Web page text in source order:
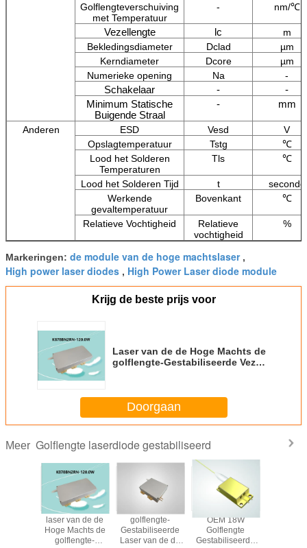
Golflengteverschuiving
met Temperatuur
- nm/℃
Vezellengte lc
m
Bekledingsdiameter
Dclad
µm
Kerndiameter
Dcore
µm
Numerieke opening
Na -
Schakelaar -
-
Minimum Statische
Buigende Straal
- mm
Anderen ESD Vesd
V
Opslagtemperatuur
Tstg
℃
Lood het Solderen
Temperaturen
Tls ℃
Lood het Solderen Tijd t
seconde
Werkende
gevaltemperatuur
Bovenkant ℃
Relatieve Vochtigheid
Relatieve
vochtigheid
%
Markeringen: de module van de hoge machtslaser,
High power laser diodes , High Power Laser diode module
Krijg de beste prijs voor
Laser van de de Hoge Machts de
golflengte-Gestabiliseerde Vezel
Doorgaan
Meer Golflengte laserdiode gestabiliseerd
laser van de de
Hoge Machts de
golflengte-
golflengte-
Gestabiliseerde
Laser van de de
OEM 18W
Golflengte
Gestabiliseerde